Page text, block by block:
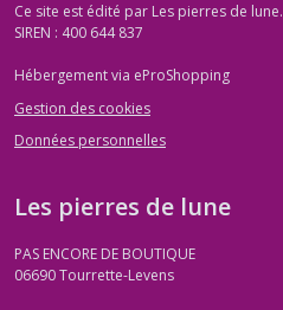
Ce site est édité par Les pierres de lune.
SIREN : 400 644 837
Hébergement via eProShopping
Gestion des cookies
Données personnelles
Les pierres de lune
PAS ENCORE DE BOUTIQUE
06690Tourrette-Levens